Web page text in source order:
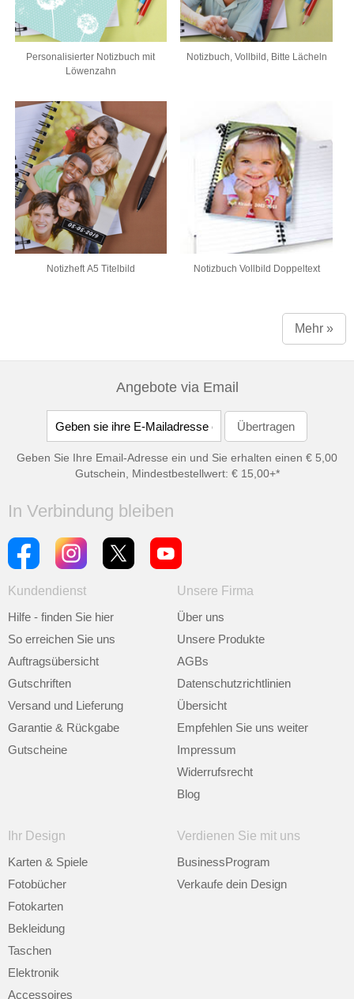
Personalisierter Notizbuch mit
Löwenzahn
Notizbuch, Vollbild, Bitte Lächeln
Notizheft A5 Titelbild Notizbuch Vollbild Doppeltext
Mehr »
Angebote via Email
Geben Sie Ihre Email-Adresse ein und Sie erhalten einen € 5,00
Gutschein, Mindestbestellwert: € 15,00+*
In Verbindung bleiben
Kundendienst
Hilfe - finden Sie hier
So erreichen Sie uns
Auftragsübersicht
Gutschriften
Versand und Lieferung
Garantie & Rückgabe
Gutscheine
Unsere Firma
Über uns
Unsere Produkte
AGBs
Datenschutzrichtlinien
Übersicht
Empfehlen Sie uns weiter
Impressum
Widerrufsrecht
Blog
Ihr Design
Karten & Spiele
Fotobücher
Fotokarten
Bekleidung
Taschen
Elektronik
Accessoires
Verdienen Sie mit uns
BusinessProgram
Verkaufe dein Design